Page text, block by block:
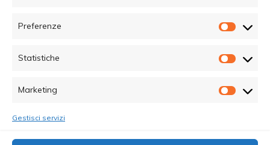
Preferenze
Statistiche
Marketing
Gestisci servizi